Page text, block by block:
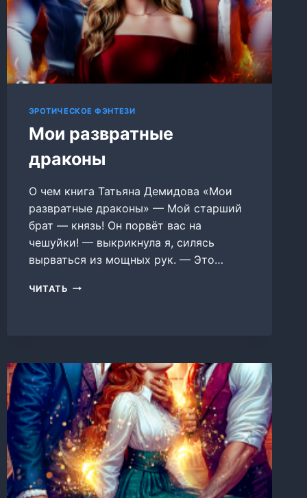
ЭРОТИЧЕСКОЕ ФЭНТЕЗИ
Мои развратные
драконы
О чем книга Татьяна Демидова «Мои
развратные драконы» — Мой старший
брат — князь! Он порвёт вас на
чешуйки! — выкрикнула я, силясь
вырваться из мощных рук. — Это…
ЧИТАТЬ МОИ